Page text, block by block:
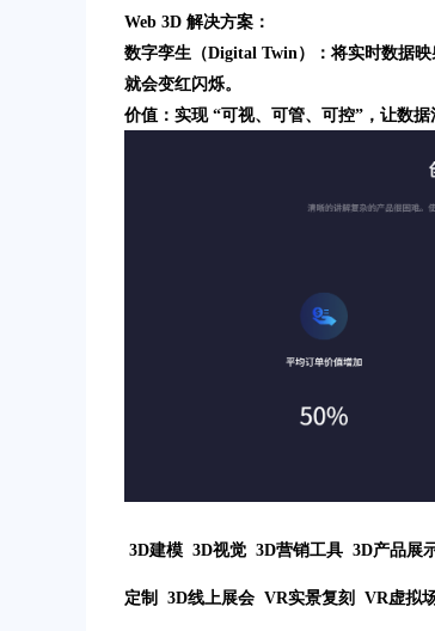
Web 3D 解决方案：
数字孪生（Digital Twin）：将实时数据
就会变红闪烁。
价值：实现 “可视、可管、可控”，让数据
3D建模 3D视觉 3D营销工具 3D产品
定制 3D线上展会 VR实景复刻 VR虚拟